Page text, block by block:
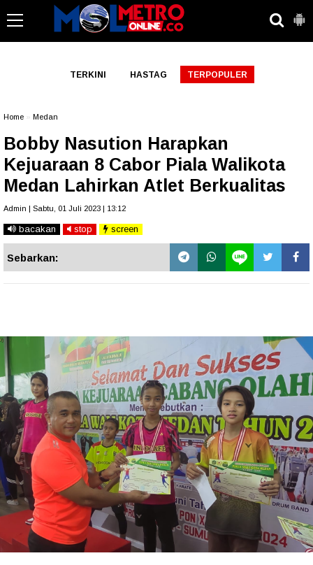
TERKINI HASTAG TERPOPULER
Home Medan
Bobby Nasution Harapkan
Kejuaraan 8 Cabor Piala Walikota
Medan Lahirkan Atlet Berkualitas
Admin | Sabtu, 01 Juli 2023 | 13:12
bacakan stop screen
Sebarkan: